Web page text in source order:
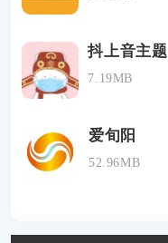
7.19MB
爱旬阳
52.96MB